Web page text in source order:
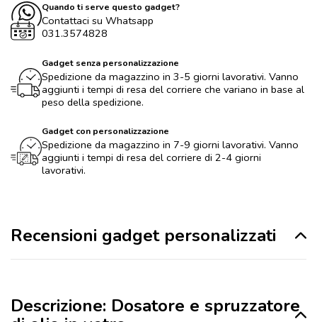
Quando ti serve questo gadget?
Contattaci su Whatsapp
031.3574828
Gadget senza personalizzazione
Spedizione da magazzino in 3-5 giorni lavorativi. Vanno
aggiunti i tempi di resa del corriere che variano in base al
peso della spedizione.
Gadget con personalizzazione
Spedizione da magazzino in 7-9 giorni lavorativi. Vanno
aggiunti i tempi di resa del corriere di 2-4 giorni
lavorativi.
Recensioni gadget personalizzati
Descrizione: Dosatore e spruzzatore